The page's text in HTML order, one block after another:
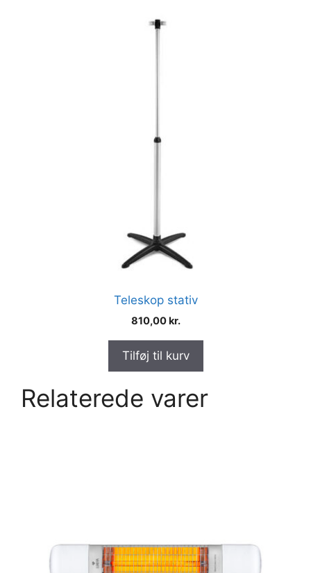
Teleskop stativ
810,00kr.
Tilføj til kurv
Relaterede varer